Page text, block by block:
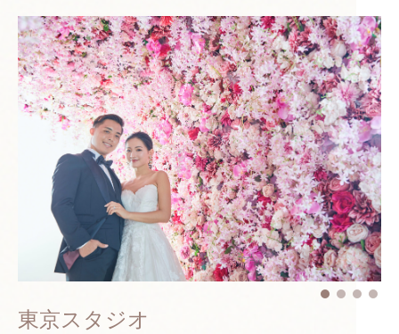
東京スタジオ